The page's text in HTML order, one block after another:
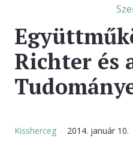
BLOGOK
ELŐFIZETÉS
KAPCSOLAT
Richter és
Kissherceg 2014. január 10.